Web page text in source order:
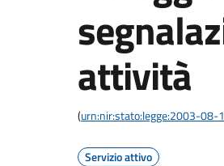
attività
(urn:nir:stato:legge:2003-08-
Servizio attivo